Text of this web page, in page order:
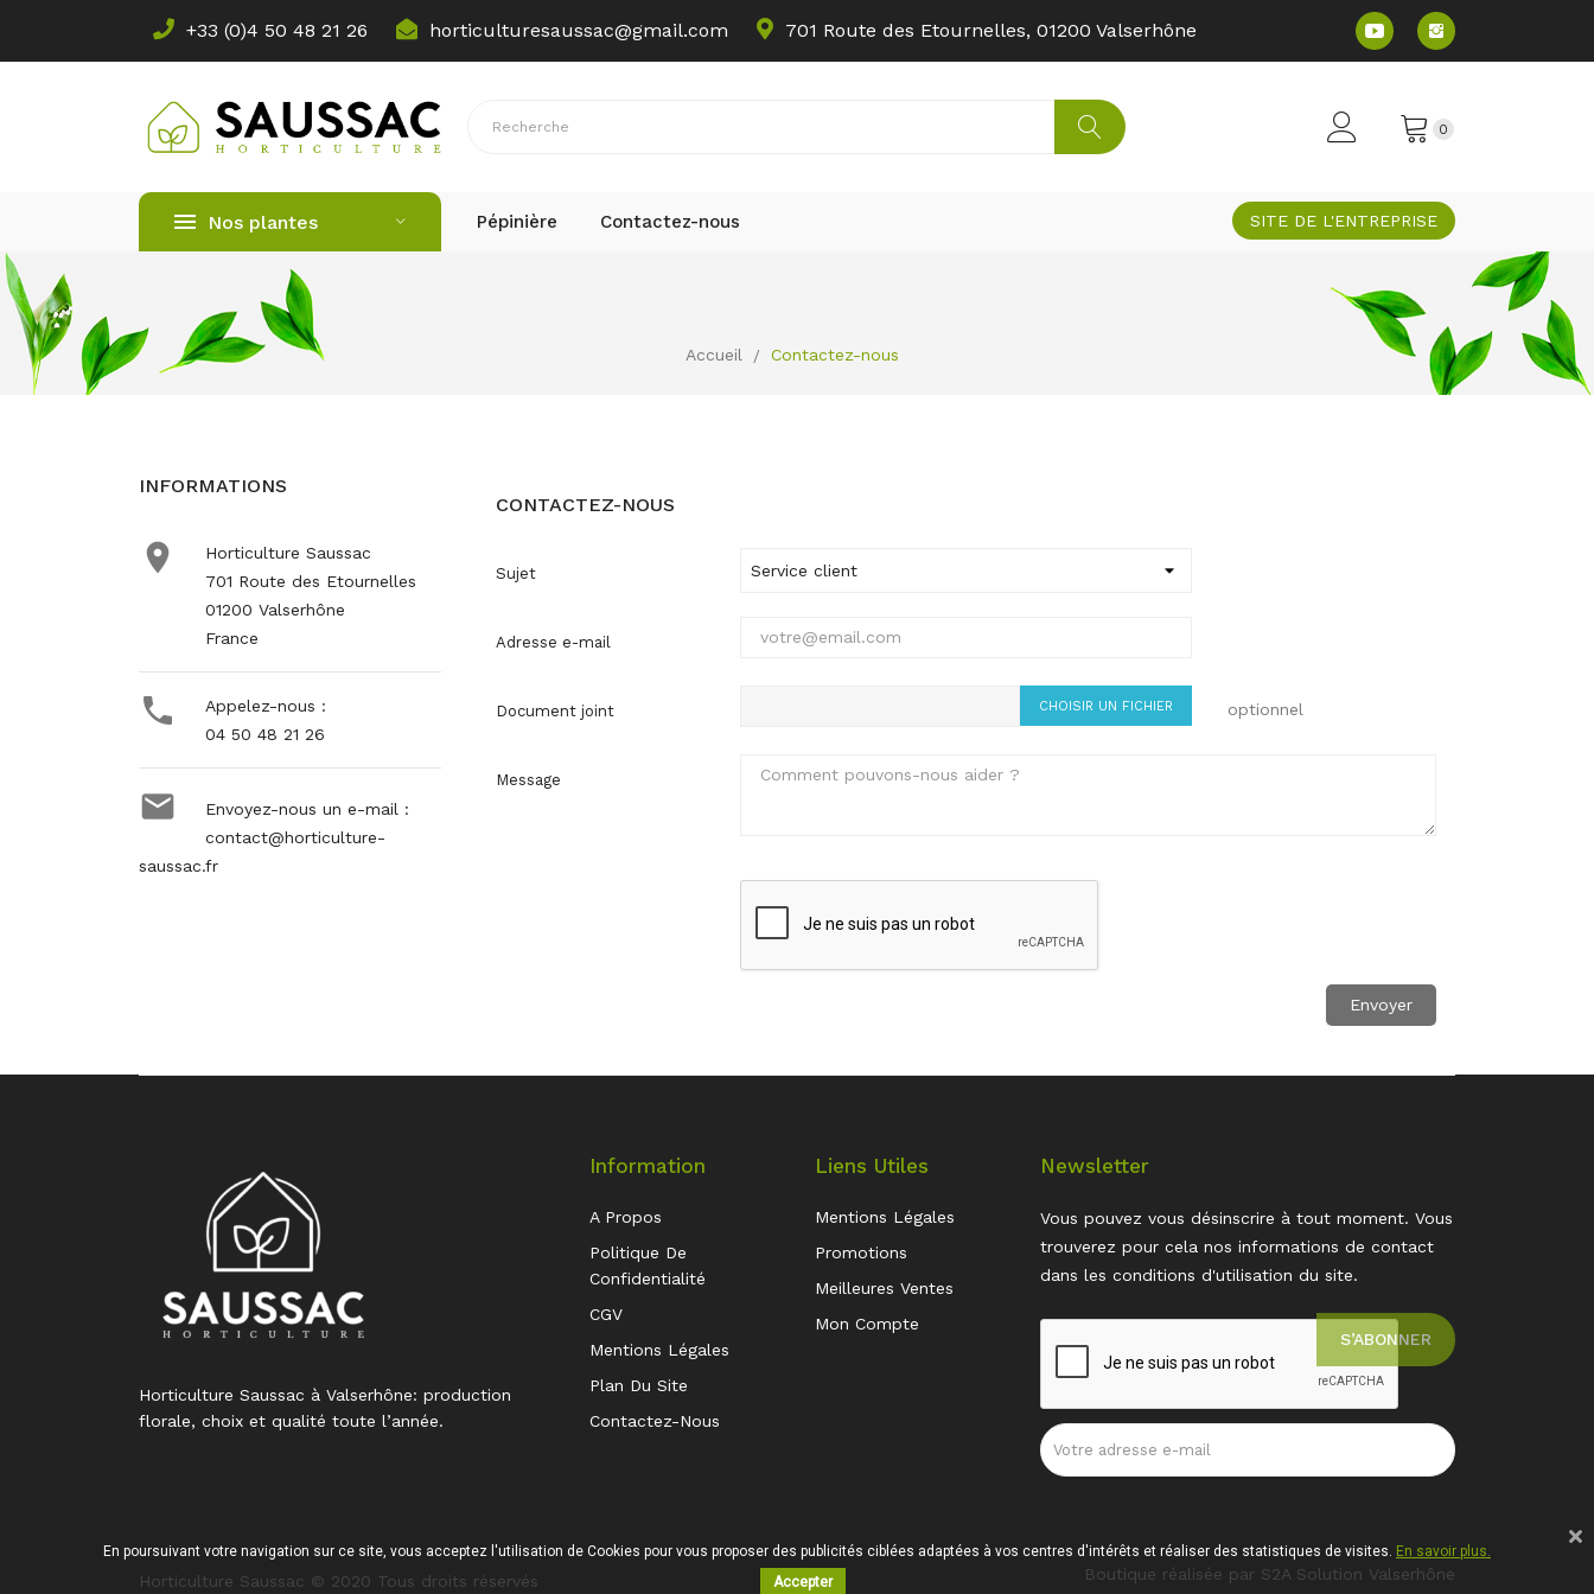
+33 (0)4 50 48 21 26​ horticulturesaussac@gmail.com 701 Route des Etournelles, 01200 Valserhône​
0
SITE DE L'ENTREPRISE
Nos plantes Pépinière Contactez-nous
Accueil Contactez-nous
INFORMATIONS

Horticulture Saussac
701 Route des Etournelles
01200 Valserhône
France

Appelez-nous :
04 50 48 21 26

Envoyez-nous un e-mail :
contact@horticulture-
saussac.fr
CONTACTEZ-NOUS
Sujet
Adresse e-mail
Document joint CHOISIR UN FICHIER optionnel
Message
Horticulture Saussac à Valserhône: production
florale, choix et qualité toute l’année.
Information
A Propos
Politique De
Confidentialité
CGV
Mentions Légales
Plan Du Site
Contactez-Nous
Liens Utiles
Mentions Légales
Promotions
Meilleures Ventes
Mon Compte
Newsletter
Vous pouvez vous désinscrire à tout moment. Vous
trouverez pour cela nos informations de contact
dans les conditions d'utilisation du site.
Horticulture Saussac © 2020 Tous droits réservés Boutique réalisée par S2A Solution Valserhône
En poursuivant votre navigation sur ce site, vous acceptez l'utilisation de Cookies pour vous proposer des publicités ciblées adaptées à vos centres d'intérêts et réaliser des statistiques de visites. En savoir plus.
Accepter